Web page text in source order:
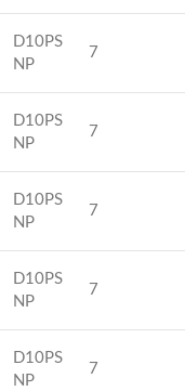
D10PS
NP
7
D10PS
NP
7
D10PS
NP
7
D10PS
NP
7
D10PS
NP
7